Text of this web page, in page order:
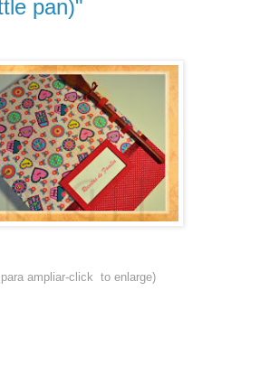
pan)"
ampliar-click to enlarge)